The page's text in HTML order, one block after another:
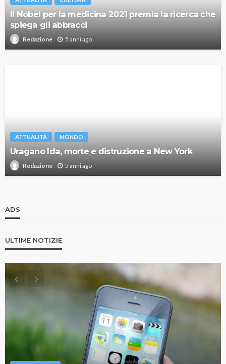
Il Nobel per la medicina 2021 premia la ricerca che
spiega gli abbracci
Redazione 5 anni ago
ATTUALITÀ MONDO
Uragano Ida, morte e distruzione a New York
Redazione 5 anni ago
ADS
ULTIME NOTIZIE